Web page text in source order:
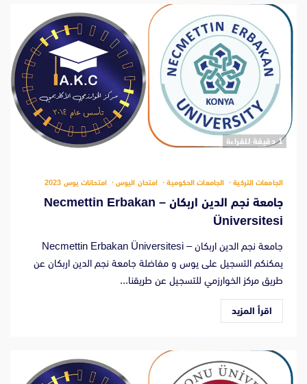
‫1 دقيقة للقراءة
الجامعات التركية الجامعات الحكومية امتحان اليوس امتحانات يوس 2023
جامعة نجم الدين اربكان – Necmettin Erbakan
Üniversitesi
جامعة نجم الدين اربكان – Necmettin Erbakan Üniversitesi
يمكنكم التسجيل على يوس و مفاضلة جامعة نجم الدين اربكان عن
طريق مركز الخوارزمي للتسجيل عن طريقنا...
اقرأ المزيد